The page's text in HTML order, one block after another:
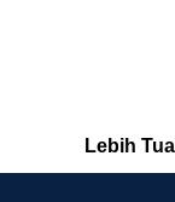
Lebih Tua